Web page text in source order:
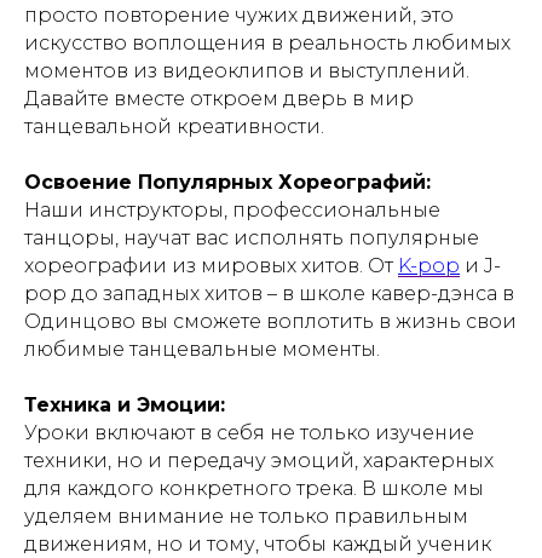
просто повторение чужих движений, это
искусство воплощения в реальность любимых
моментов из видеоклипов и выступлений.
Давайте вместе откроем дверь в мир
танцевальной креативности.
Освоение Популярных Хореографий:
Наши инструкторы, профессиональные
танцоры, научат вас исполнять популярные
хореографии из мировых хитов. От K-pop и J-
pop до западных хитов – в школе кавер-дэнса в
Одинцово вы сможете воплотить в жизнь свои
любимые танцевальные моменты.
Техника и Эмоции:
Уроки включают в себя не только изучение
техники, но и передачу эмоций, характерных
для каждого конкретного трека. В школе мы
уделяем внимание не только правильным
движениям, но и тому, чтобы каждый ученик